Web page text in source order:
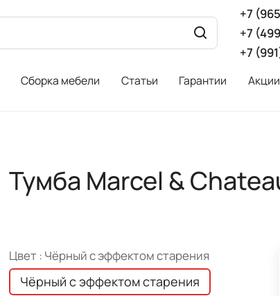
+7
+7
+7
Сборка мебели Статьи Гарантии Акции
Тумба Marcel &
Цвет : Чёрный с эффектом старения
Чёрный с эффектом старения